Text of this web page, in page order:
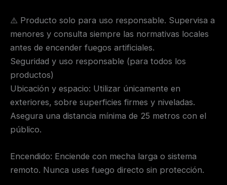
⚠️ Producto solo para uso responsable. Supervisa a
menores y consulta siempre las normativas locales
antes de encender fuegos artificiales.
Seguridad y uso responsable (para todos los
productos)
Ubicación y espacio: Utilizar únicamente en
exteriores, sobre superficies firmes y niveladas.
Asegura una distancia mínima de 25 metros con el
público.
Encendido: Enciende con mecha larga o sistema
remoto. Nunca uses fuego directo sin protección.